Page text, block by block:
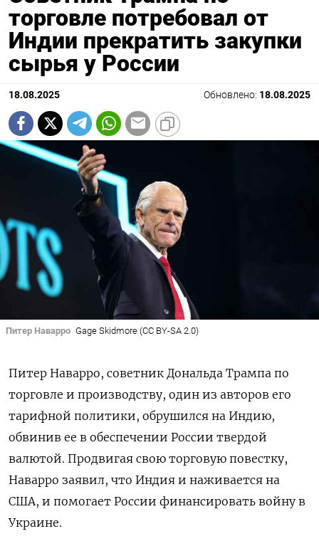
торговле потребовал от
Индии прекратить закупки
сырья у России
18.08.2025 Обновлено: 18.08.2025
Питер Наварро Gage Skidmore (CC BY-SA 2.0)
Питер Наварро, советник Дональда Трампа по
торговле и производству, один из авторов его
тарифной политики, обрушился на Индию,
обвинив ее в обеспечении России твердой
валютой. Продвигая свою торговую повестку,
Наварро заявил, что Индия и наживается на
США, и помогает России финансировать войну в
Украине.